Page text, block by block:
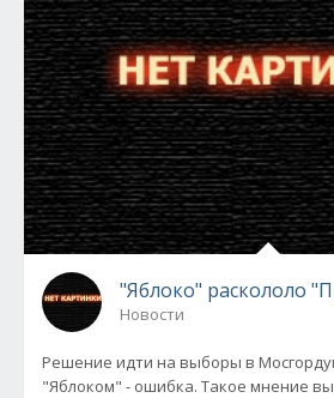
"Яблоко" раскололо
Новости
Решение идти на выборы в
"Яблоком" - ошибка. Такое мнение